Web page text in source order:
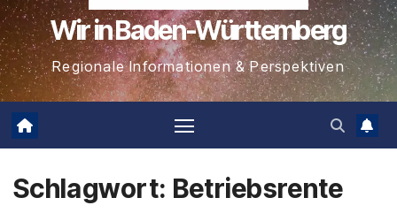
Wir in Baden-Württemberg
Regionale Informationen & Perspektiven
Schlagwort: Betriebsrente